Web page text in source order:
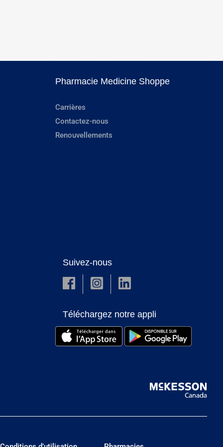
Pharmacie Medicine Shoppe
Carrières
Contactez-nous
Renouvellements
Suivez-nous
Téléchargez notre appli